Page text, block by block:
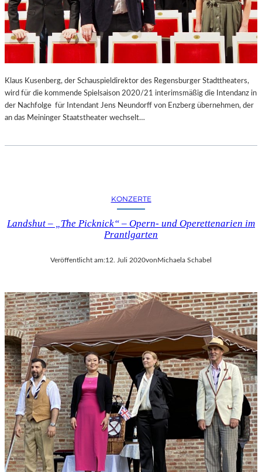
Klaus Kusenberg, der Schauspieldirektor des Regensburger Stadttheaters,
wird für die kommende Spielsaison 2020/21 interimsmäßig die Intendanz in
der Nachfolge für Intendant Jens Neundorff von Enzberg übernehmen, der
an das Meininger Staatstheater wechselt…
KONZERTE
Landshut – „The Picknick“ – Opern- und Operettenarien im
Prantlgarten
Veröffentlicht am:12. Juli 2020von Michaela Schabel